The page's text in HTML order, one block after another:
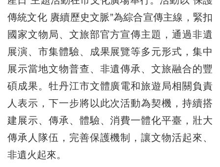
傳統文化 賡續歷史文脈”為綜合宣傳主線，緊扣
國家文物局、文旅部官方宣傳主題，通過非遺
展演、市集體驗、成果展覽等多元形式，集中
展示當地文物普查、非遺傳承、文旅融合的豐
碩成果。牡丹江市文體廣電和旅遊局相關負責
人表示，下一步將以此次活動為契機，持續搭
建展示、傳承、體驗、消費一體化平臺，壯大
傳承人隊伍，完善保護機制，讓文物活起來、
非遺火起來。